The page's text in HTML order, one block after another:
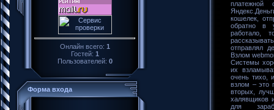
Онлайн всего: 1
Гостей: 1
Пользователей: 0
Форма входа
платежной
кошелек,
обратно в
работало,
отправлял
Взлом
Системы
их
очень тихо,
взлом – это
вторых,
халявщиков
для